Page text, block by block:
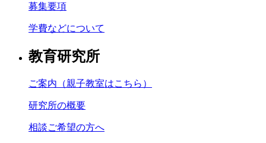
募集要項
学費などについて
教育研究所
ご案内（親子教室はこちら）
研究所の概要
相談ご希望の方へ